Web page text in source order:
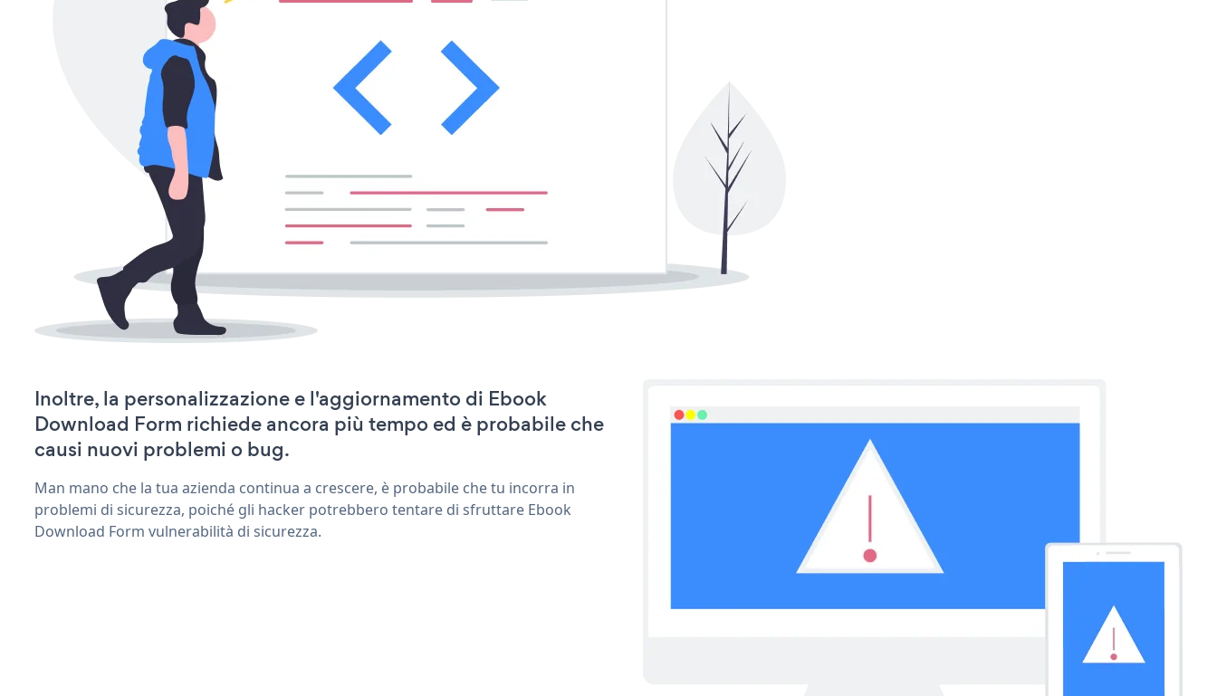
Inoltre, la personalizzazione e l'aggiornamento di Ebook
Download Form richiede ancora più tempo ed è probabile che
causi nuovi problemi o bug.
Man mano che la tua azienda continua a crescere, è probabile che tu incorra in
problemi di sicurezza, poiché gli hacker potrebbero tentare di sfruttare Ebook
Download Form vulnerabilità di sicurezza.